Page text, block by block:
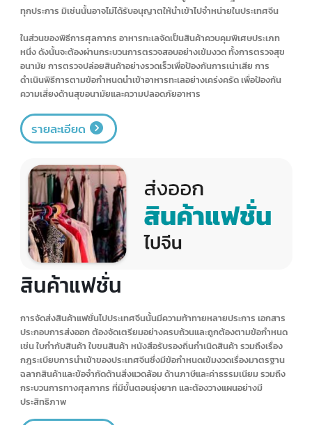
อาหารทะเล
การส่งออกอาหารทะเลไปยังประเทศจีนต้องปฏิบัติตามข้อกำหนดอย่าง
เคร่งครัด เนื่องจากประเทศจีนมีกฎระเบียบด้านสุขอนามัยและความปลอดภัย
ของอาหารที่เข้มงวดมาก โดยเฉพาะสำหรับอาหารทะเลที่เป็นสินค้าเน่าเสีย
ง่าย
ต้องจัดเตรียมเอกสารที่เกี่ยวข้องให้ครบถ้วน ถูกต้องตามกฎระเบียบของจีน
ทุกประการ มิเช่นนั้นอาจไม่ได้รับอนุญาตให้นำเข้าไปจำหน่ายในประเทศจีน
ในส่วนของพิธีการศุลกากร อาหารทะเลจัดเป็นสินค้าควบคุมพิเศษประเภท
หนึ่ง ดังนั้นจะต้องผ่านกระบวนการตรวจสอบอย่างเข้มงวด ทั้งการตรวจสุข
อนามัย การตรวจปล่อยสินค้าอย่างรวดเร็วเพื่อป้องกันการเน่าเสีย การ
ดำเนินพิธีการตามข้อกำหนดนำเข้าอาหารทะเลอย่างเคร่งครัด เพื่อป้องกัน
ความเสี่ยงด้านสุขอนามัยและความปลอดภัยอาหาร